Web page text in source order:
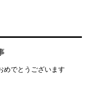
めでとうございます